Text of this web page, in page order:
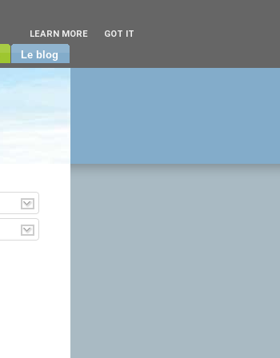
Le blog
LEARN MORE GOT IT